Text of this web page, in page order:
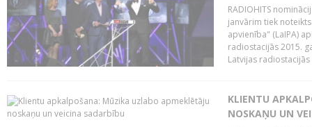
RADIOHITS
janvārim tiek
apvienība" (LaIPA)
radiostacijās 2015.
Latvijas
KLIENTU
NOSKAŅU UN